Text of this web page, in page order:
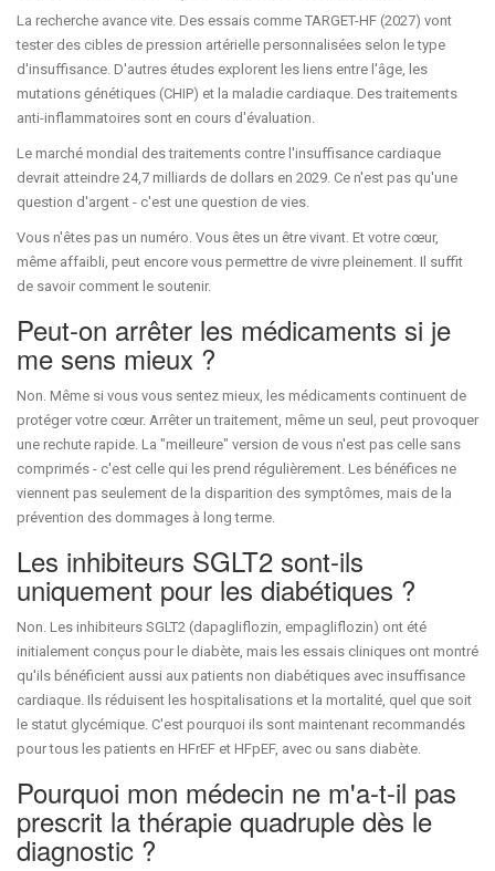
La recherche avance vite. Des essais comme TARGET-HF (2027) vont
tester des cibles de pression artérielle personnalisées selon le type
d'insuffisance. D'autres études explorent les liens entre l'âge, les
mutations génétiques (CHIP) et la maladie cardiaque. Des traitements
anti-inflammatoires sont en cours d'évaluation.
Le marché mondial des traitements contre l'insuffisance cardiaque
devrait atteindre 24,7 milliards de dollars en 2029. Ce n'est pas qu'une
question d'argent - c'est une question de vies.
Vous n'êtes pas un numéro. Vous êtes un être vivant. Et votre cœur,
même affaibli, peut encore vous permettre de vivre pleinement. Il suffit
de savoir comment le soutenir.
Peut-on arrêter les médicaments si je
me sens mieux ?
Non. Même si vous vous sentez mieux, les médicaments continuent de
protéger votre cœur. Arrêter un traitement, même un seul, peut provoquer
une rechute rapide. La "meilleure" version de vous n'est pas celle sans
comprimés - c'est celle qui les prend régulièrement. Les bénéfices ne
viennent pas seulement de la disparition des symptômes, mais de la
prévention des dommages à long terme.
Les inhibiteurs SGLT2 sont-ils
uniquement pour les diabétiques ?
Non. Les inhibiteurs SGLT2 (dapagliflozin, empagliflozin) ont été
initialement conçus pour le diabète, mais les essais cliniques ont montré
qu'ils bénéficient aussi aux patients non diabétiques avec insuffisance
cardiaque. Ils réduisent les hospitalisations et la mortalité, quel que soit
le statut glycémique. C'est pourquoi ils sont maintenant recommandés
pour tous les patients en HFrEF et HFpEF, avec ou sans diabète.
Pourquoi mon médecin ne m'a-t-il pas
prescrit la thérapie quadruple dès le
diagnostic ?